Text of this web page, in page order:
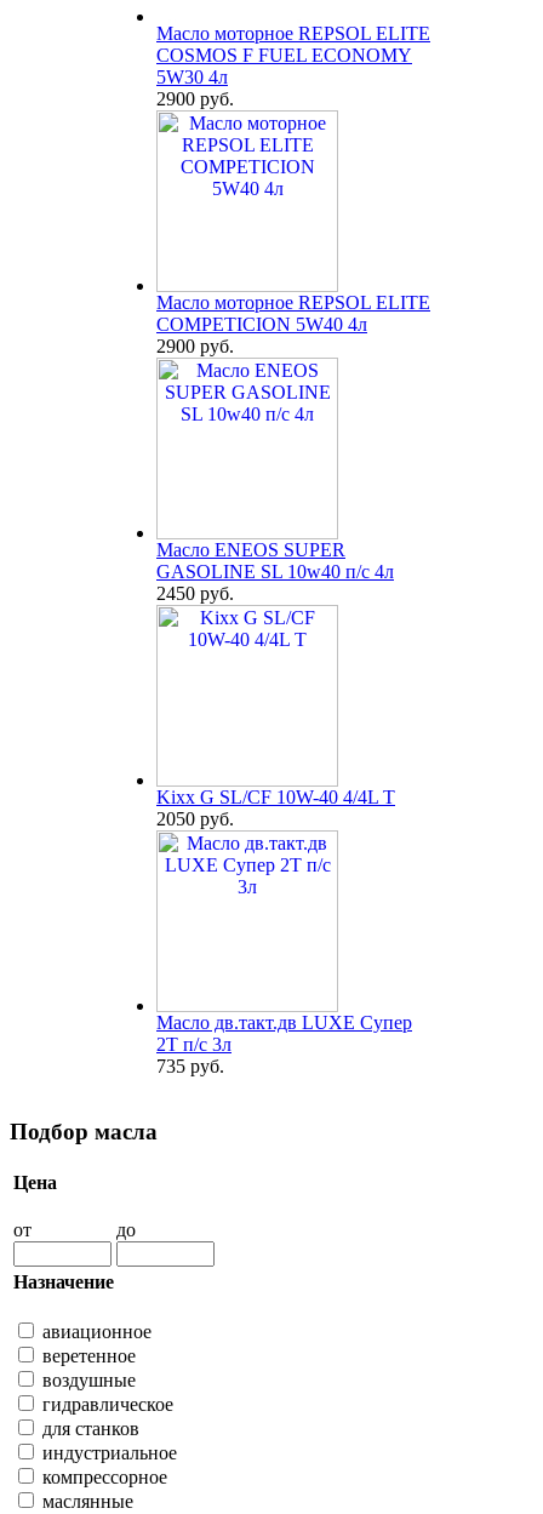
Масло моторное REPSOL ELITE
COSMOS F FUEL ECONOMY
5W30 4л
2900 руб.
Масло моторное REPSOL ELITE
COMPETICION 5W40 4л
2900 руб.
Масло ENEOS SUPER
GASOLINE SL 10w40 п/с 4л
2450 руб.
Kixx G SL/CF 10W-40 4/4L T
2050 руб.
Масло дв.такт.дв LUXE Супер
2Т п/с 3л
735 руб.
Подбор масла
Цена
от до
Назначение
авиационное
веретенное
воздушные
гидравлическое
для станков
индустриальное
компрессорное
маслянные